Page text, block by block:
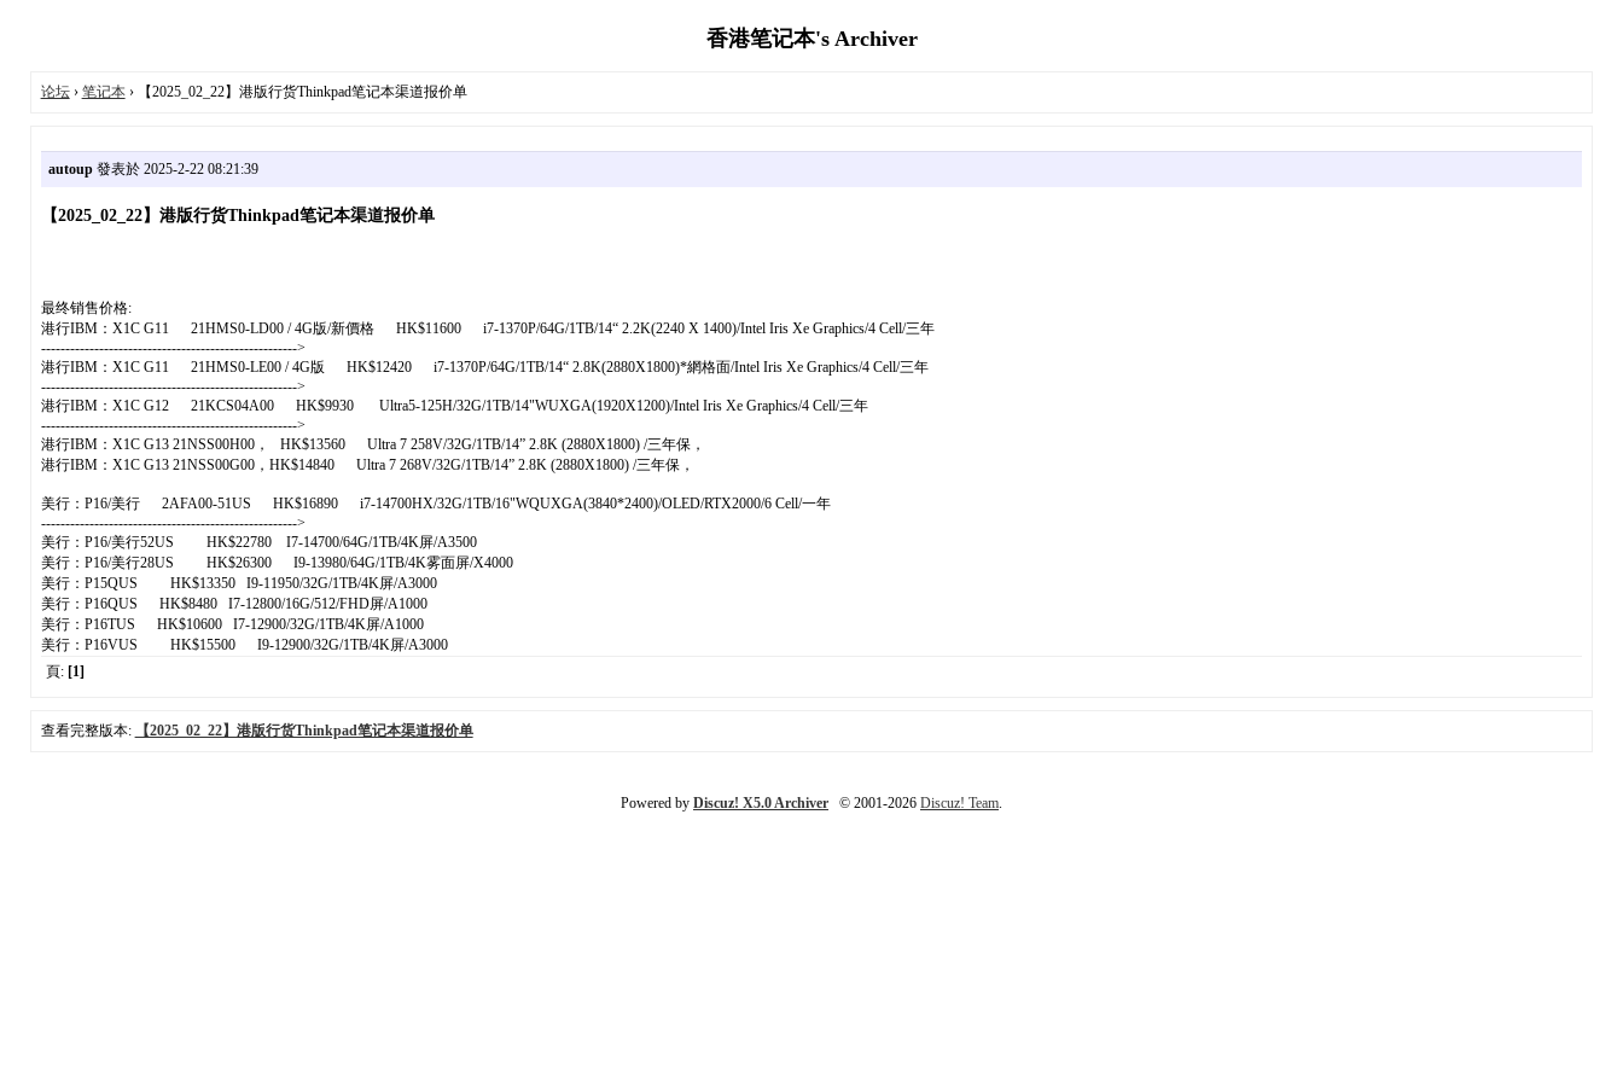
香港笔记本's Archiver
论坛› 笔记本› 【2025_02_22】港版行货Thinkpad笔记本渠道报价单
autoup發表於 2025-2-22 08:21:39
【2025_02_22】港版行货Thinkpad笔记本渠道报价单
最终销售价格:
港行IBM： X1C G11 21HMS0-LD00 / 4G版/新價格 HK$11600 i7-1370P/64G/1TB/14“ 2.2K(2240 X 1400)/Intel Iris Xe Graphics/4 Cell/三年
----------------------------------------------------->
港行IBM：X1C G11 21HMS0-LE00 / 4G版 HK$12420 i7-1370P/64G/1TB/14“ 2.8K(2880X1800)*網格面/Intel Iris Xe Graphics/4 Cell/三年
----------------------------------------------------->
港行IBM：X1C G12 21KCS04A00 HK$9930 Ultra5-125H/32G/1TB/14"WUXGA(1920X1200)/Intel Iris Xe Graphics/4 Cell/三年
----------------------------------------------------->
港行IBM：X1C G13 21NSS00H00， HK$13560 Ultra 7 258V/32G/1TB/14” 2.8K (2880X1800) /三年保，
港行IBM：X1C G13 21NSS00G00，HK$14840 Ultra 7 268V/32G/1TB/14” 2.8K (2880X1800) /三年保，
美行： P16/美行 2AFA00-51US HK$16890 i7-14700HX/32G/1TB/16"WQUXGA(3840*2400)/OLED/RTX2000/6 Cell/一年
----------------------------------------------------->
美行： P16/美行52US HK$22780 I7-14700/64G/1TB/4K屏/A3500
美行： P16/美行28US HK$26300 I9-13980/64G/1TB/4K雾面屏/X4000
美行：P15QUS HK$13350 I9-11950/32G/1TB/4K屏/A3000
美行：P16QUS HK$8480 I7-12800/16G/512/FHD屏/A1000
美行：P16TUS HK$10600 I7-12900/32G/1TB/4K屏/A1000
美行： P16VUS HK$15500 I9-12900/32G/1TB/4K屏/A3000
頁: [1]
查看完整版本: 【2025_02_22】港版行货Thinkpad笔记本渠道报价单
Powered by Discuz! X5.0 Archiver © 2001-2026 Discuz! Team.